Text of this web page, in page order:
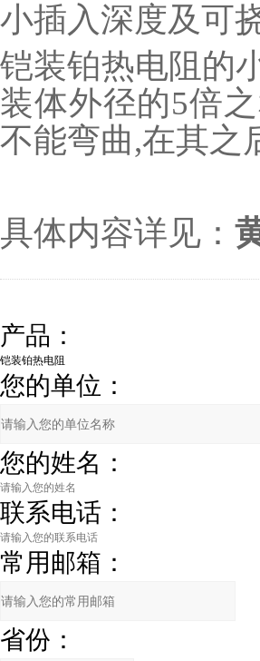
小插入深度及可
铠装铂热电阻的
装体外径的5倍
不能弯曲,在其之
具体内容详见：
产品：
您的单位：
您的姓名：
联系电话：
常用邮箱：
省份：